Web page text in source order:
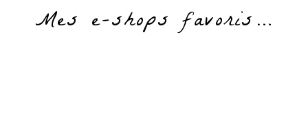
Mes e-shops favoris…